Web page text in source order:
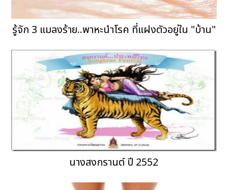
รู้จัก 3 แมลงร้าย..พาหะนำโรค ที่แฝงตัวอยู่ใน "บ้าน"
นางสงกรานต์ ปี 2552